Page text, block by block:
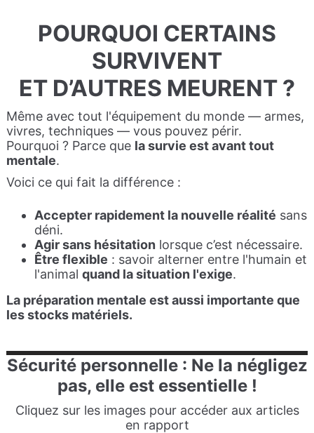
POURQUOI CERTAINS
SURVIVENT
ET D’AUTRES MEURENT ?
Même avec tout l'équipement du monde — armes,
vivres, techniques — vous pouvez périr.
Pourquoi ? Parce que la survie est avant tout
mentale.
Voici ce qui fait la différence :
Accepter rapidement la nouvelle réalité sans
déni.
Agir sans hésitation lorsque c’est nécessaire.
Être flexible : savoir alterner entre l'humain et
l'animal quand la situation l'exige.
La préparation mentale est aussi importante que
les stocks matériels.
Sécurité personnelle : Ne la négligez
pas, elle est essentielle !
Cliquez sur les images pour accéder aux articles
en rapport